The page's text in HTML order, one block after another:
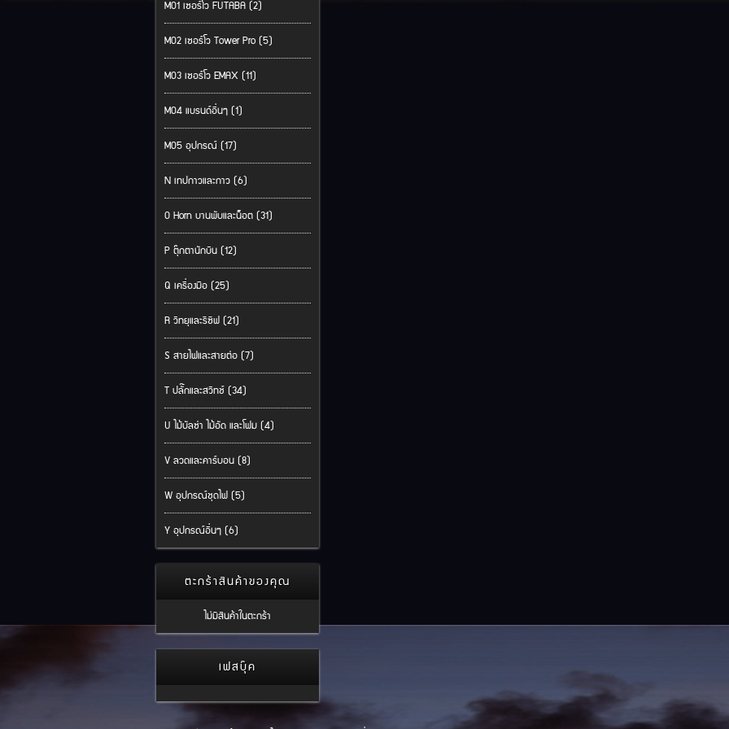
M01 เซอร์โว FUTABA (2)
M02 เซอร์โว Tower Pro (5)
M03 เซอร์โว EMAX (11)
M04 แบรนด์อื่นๆ (1)
M05 อุปกรณ์ (17)
N เทปกาวและกาว (6)
O Horn บานพับและน็อต (31)
P ตุ๊กตานักบิน (12)
Q เครื่องมือ (25)
R วิทยุและรีซีฟ (21)
S สายไฟและสายต่อ (7)
T ปลั๊กและสวิทช์ (34)
U ไม้บัลซ่า ไม้อัด และโฟม (4)
V ลวดและคาร์บอน (8)
W อุปกรณ์ชุดไฟ (5)
Y อุปกรณ์อื่นๆ (6)
ตะกร้าสินค้าของคุณ
ไม่มีสินค้าในตะกร้า
เฟสบุ๊ค